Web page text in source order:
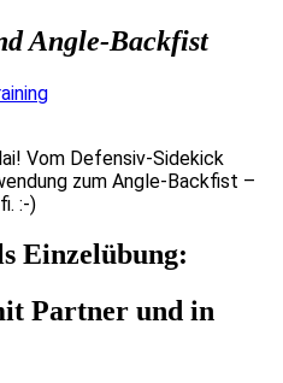
Angle-Backfist
Vom Defensiv-Sidekick
zum Angle-Backfist –
:-)
Einzelübung:
Partner und in